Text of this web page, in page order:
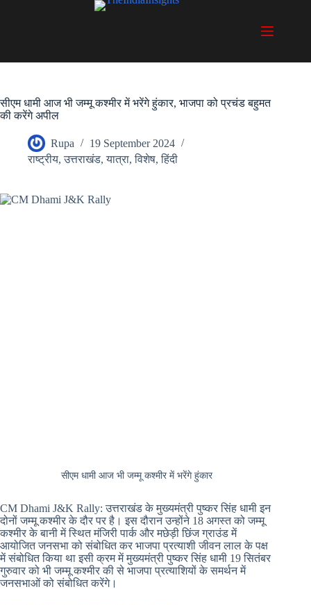
सीएम धामी आज भी जम्मू कश्मीर में भरेंगे हुंकार, भाजपा को प्रचंड बहुमत
की करेंगे अपील
Rupa
19 September 2024
राष्ट्रीय,उत्तराखंड,यात्रा,विशेष,हिंदी
सीएम धामी आज भी जम्मू कश्मीर में भरेंगे हुंकार
CM Dhami J&K Rally: उत्तराखंड के मुख्यमंत्री पुष्कर सिंह धामी इन
दोनों जम्मू कश्मीर के दौर पर है। इस दौरान उन्होंने 18 अगस्त को जम्मू
कश्मीर के बानी में स्थित मंजिरी पार्क और मछेड़ी छिंज ग्राउंड में
आयोजित जनसभा को संबोधित कर भाजपा प्रत्याशी जीवन लाल के पक्ष
में संबोधित किया था इसी क्रम में मुख्यमंत्री पुष्कर सिंह धामी 19 सितंबर
गुरुवार को भी जम्मू कश्मीर की से भाजपा प्रत्याशियों के समर्थन में
जनसभाओं को संबोधित करेंगे।